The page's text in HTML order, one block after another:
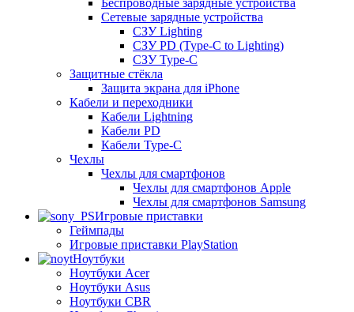
Беспроводные зарядные устройства
Сетевые зарядные устройства
СЗУ Lighting
СЗУ PD (Type-C to Lighting)
СЗУ Type-C
Защитные стёкла
Защита экрана для iPhone
Кабели и переходники
Кабели Lightning
Кабели PD
Кабели Type-C
Чехлы
Чехлы для смартфонов
Чехлы для смартфонов Apple
Чехлы для смартфонов Samsung
Игровые приставки
Геймпады
Игровые приставки PlayStation
Ноутбуки
Ноутбуки Acer
Ноутбуки Asus
Ноутбуки CBR